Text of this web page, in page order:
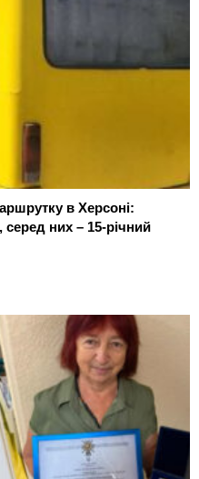
в Херсоні:
серед них – 15-річний